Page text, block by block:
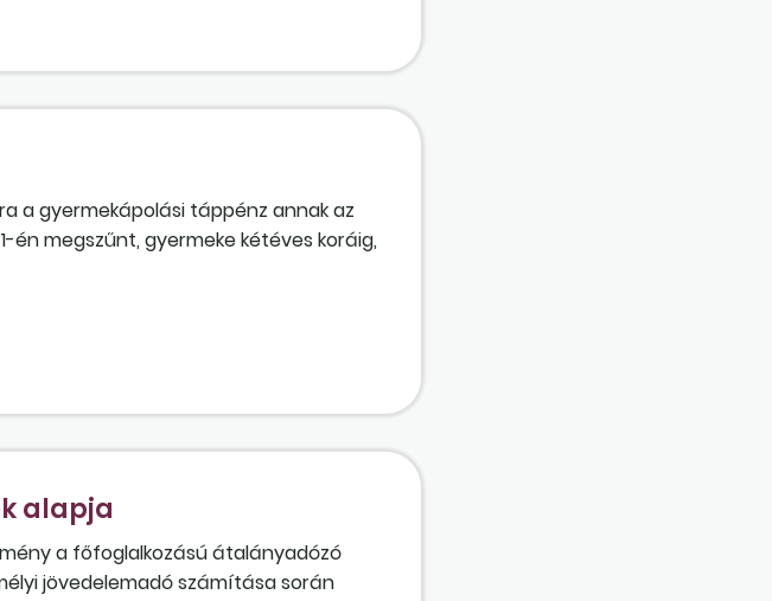
a gyermekápolási táppénz annak az
én megszűnt, gyermeke kétéves koráig,
áll, és október 5-től 20-ig beteg
alapja
a főfoglalkozású átalányadózó
jövedelemadó számítása során